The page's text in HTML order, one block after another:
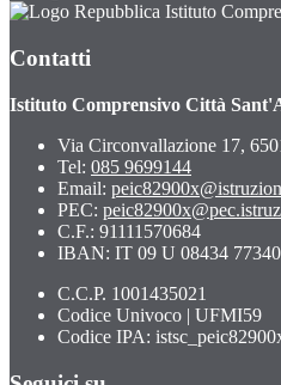
Istituto
Contatti
Istituto Comprensivo Città
Via Circonvallazione 17,
Tel: 085 9699144
Email:
PEC:
C.F.: 91111570684
IBAN: IT 09 U 08434
C.C.P. 1001435021
Codice Univoco | UFMI59
Codice IPA: